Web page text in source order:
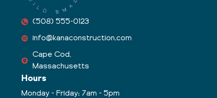
(508) 555-0123
info@kanaconstruction.com
Cape Cod,
Massachusetts
Hours
Monday - Friday: 7am - 5pm